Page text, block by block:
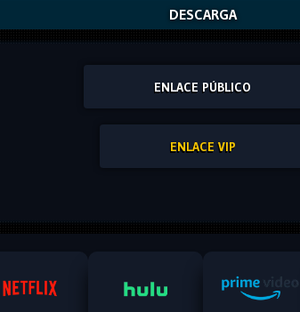
DESCARGA
ENLACE PÚBLICO
ENLACE VIP